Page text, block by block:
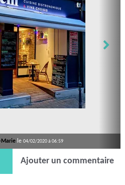
Marie le 04/02/2020 à 06:59
Ajouter un commentaire